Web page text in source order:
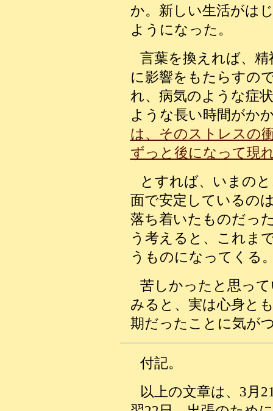
か。新しい生活がは
ようになった。
言葉を換えれば、
に影響をもたらすの
れ、病気のような症
ような長い時間がか
は、そのストレスの
ずっと後になって現
とすれば、いまの
面で安定しているの
落ち着いたものだっ
う考えると、これま
うものになってくる
苦しかったと思っ
みると、実は心身と
期だったことに気が
付記。
以上の文章は、3月